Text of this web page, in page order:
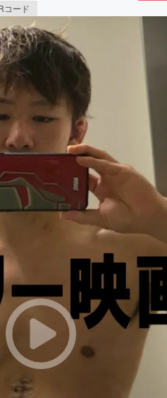
コード